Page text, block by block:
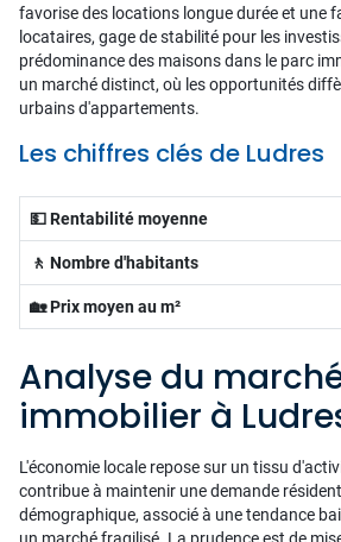
favorise des locations longue durée et une
locataires, gage de stabilité pour les
prédominance des maisons dans le parc
un marché distinct, où les opportunités
urbains d'appartements.
Les chiffres clés de Ludres
💵 Rentabilité moyenne
🚶 Nombre d'habitants
🏡 Prix moyen au m²
Analyse du
immobilier à
L'économie locale repose sur un tissu
contribue à maintenir une demande
démographique, associé à une tendance